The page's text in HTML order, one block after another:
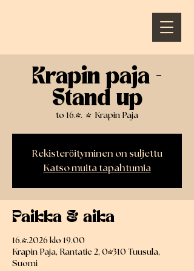
Krapin paja -
Stand up
to 16.4.
  |
Krapin Paja
Rekisteröityminen on suljettu
Katso muita tapahtumia
Paikka & aika
16.4.2026 klo 19.00
Krapin Paja, Rantatie 2, 04310 Tuusula,
Suomi